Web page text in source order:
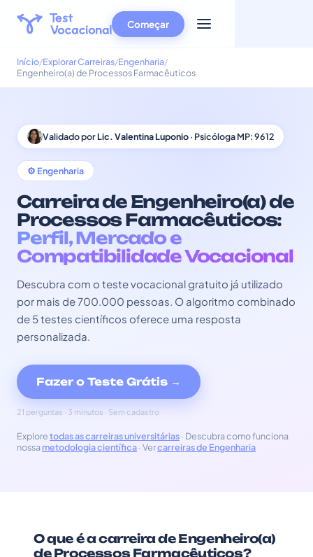
Começar
Início Explorar Carreiras Engenharia
Engenheiro(a) de Processos Farmacêuticos
Validado porLic. Valentina Luponio· Psicóloga MP: 9612
⚙️ Engenharia
Carreira de Engenheiro(a) de
Processos Farmacêuticos:
Perfil, Mercado e
Compatibilidade Vocacional
Descubra com o teste vocacional gratuito já utilizado
por mais de 700.000 pessoas. O algoritmo combinado
de 5 testes científicos oferece uma resposta
personalizada.
Fazer o Teste Grátis →
21 perguntas · 3 minutos · Sem cadastro
Exploretodas as carreiras universitárias· Descubra como funciona
nossa metodologia científica· Vercarreiras de Engenharia
O que é a carreira de Engenheiro(a)
de Processos Farmacêuticos?